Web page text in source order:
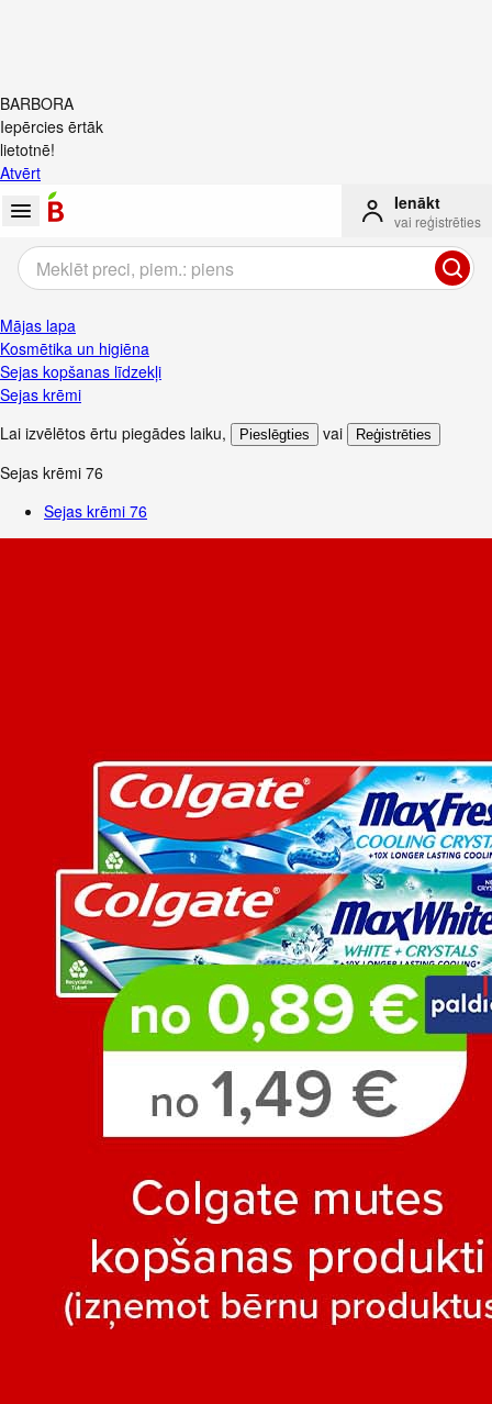
BARBORA
Iepērcies ērtāk
lietotnē!
Atvērt
Ienākt
vai reģistrēties
Mājas lapa
Kosmētika un higiēna
Sejas kopšanas līdzekļi
Sejas krēmi
Lai izvēlētos ērtu piegādes laiku, Pieslēgties vai Reģistrēties
Sejas krēmi 76
Sejas krēmi 76